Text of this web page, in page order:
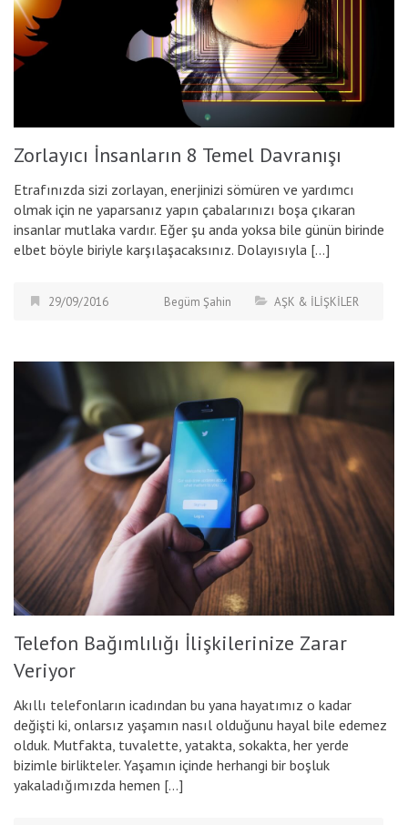
Zorlayıcı İnsanların 8 Temel Davranışı
Etrafınızda sizi zorlayan, enerjinizi sömüren ve yardımcı
olmak için ne yaparsanız yapın çabalarınızı boşa çıkaran
insanlar mutlaka vardır. Eğer şu anda yoksa bile günün birinde
elbet böyle biriyle karşılaşacaksınız. Dolayısıyla […]
29/09/2016 Begüm Şahin AŞK & İLİŞKİLER
Telefon Bağımlılığı İlişkilerinize Zarar
Veriyor
Akıllı telefonların icadından bu yana hayatımız o kadar
değişti ki, onlarsız yaşamın nasıl olduğunu hayal bile edemez
olduk. Mutfakta, tuvalette, yatakta, sokakta, her yerde
bizimle birlikteler. Yaşamın içinde herhangi bir boşluk
yakaladığımızda hemen […]